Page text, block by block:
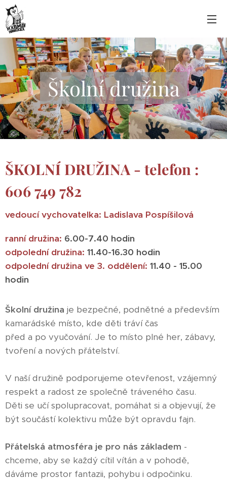
Školní družina
ŠKOLNÍ DRUŽINA - telefon :
606 749 782
vedoucí vychovatelka: Ladislava Pospíšilová
ranní družina: 6.00-7.40 hodin
odpolední družina: 11.40-16.30 hodin
odpolední družina ve 3. oddělení: 11.40 - 15.00
hodin
Školní družina je bezpečné, podnětné a především
kamarádské místo, kde děti tráví čas
před a po vyučování. Je to místo plné her, zábavy,
tvoření a nových přátelství.
V naší družině podporujeme otevřenost, vzájemný
respekt a radost ze společně tráveného času.
Děti se učí spolupracovat, pomáhat si a objevují, že
být součástí kolektivu může být opravdu fajn.
Přátelská atmosféra je pro nás základem -
chceme, aby se každý cítil vítán a v pohodě,
dáváme prostor fantazii, pohybu i odpočinku.